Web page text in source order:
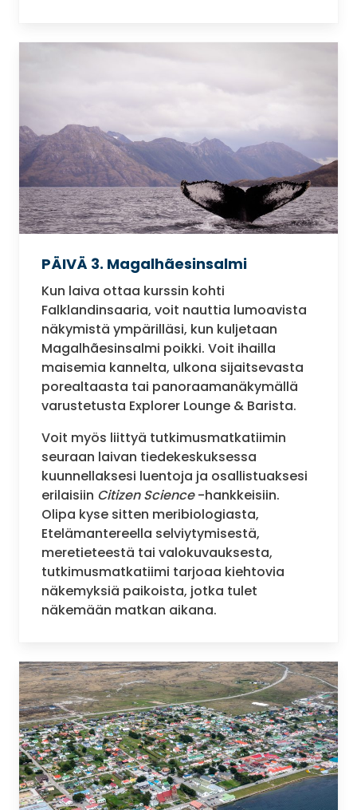
PÄIVÄ 3. Magalhãesinsalmi
Kun laiva ottaa kurssin kohti
Falklandinsaaria, voit nauttia lumoavista
näkymistä ympärilläsi, kun kuljetaan
Magalhãesinsalmi poikki. Voit ihailla
maisemia kannelta, ulkona sijaitsevasta
porealtaasta tai panoraamanäkymällä
varustetusta Explorer Lounge & Barista.
Voit myös liittyä tutkimusmatkatiimin
seuraan laivan tiedekeskuksessa
kuunnellaksesi luentoja ja osallistuaksesi
erilaisiin Citizen Science-hankkeisiin.
Olipa kyse sitten meribiologiasta,
Etelämantereella selviytymisestä,
meretieteestä tai valokuvauksesta,
tutkimusmatkatiimi tarjoaa kiehtovia
näkemyksiä paikoista, jotka tulet
näkemään matkan aikana.